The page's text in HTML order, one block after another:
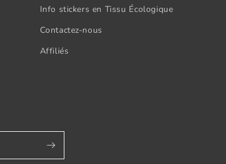
Info stickers en Tissu Écologique
Contactez-nous
Affiliés